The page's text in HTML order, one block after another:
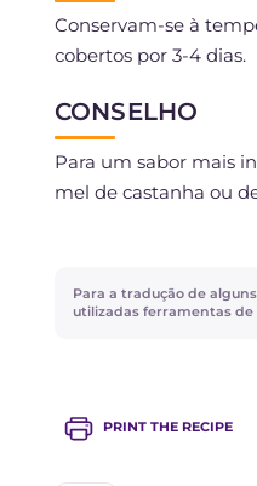
Conservam-se à
cobertos por 3-4 dias.
CONSELHO
Para um sabor mais
mel de castanha ou
quantidade de
de cremor tártaro!
Para a tradução de
utilizadas ferramentas
PRINT THE RECIPE